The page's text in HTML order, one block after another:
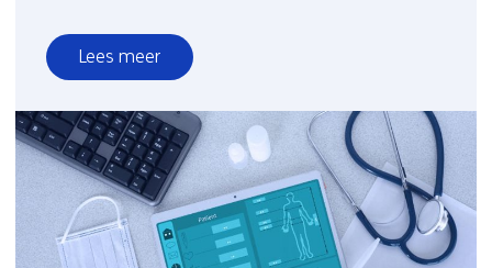
Lees meer
over
Patiëntgerichte
metingen